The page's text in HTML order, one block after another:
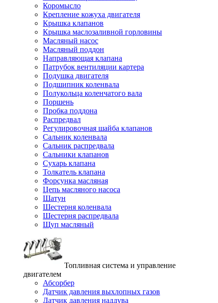
Коромысло
Крепление кожуха двигателя
Крышка клапанов
Крышка маслозаливной горловины
Масляный насос
Масляный поддон
Направляющая клапана
Патрубок вентиляции картера
Подушка двигателя
Подшипник коленвала
Полукольца коленчатого вала
Поршень
Пробка поддона
Распредвал
Регулировочная шайба клапанов
Сальник коленвала
Сальник распредвала
Сальники клапанов
Сухарь клапана
Толкатель клапана
Форсунка масляная
Цепь масляного насоса
Шатун
Шестерня коленвала
Шестерня распредвала
Щуп масляный
Топливная система и управление
двигателем
Абсорбер
Датчик давления выхлопных газов
Датчик давления наддува